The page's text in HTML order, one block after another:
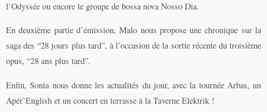
l’Odyssée ou encore le groupe de bossa nova Nosso Dia.
En deuxième partie d’émission, Malo nous propose une chronique sur la
saga des “28 jours plus tard”, à l’occasion de la sortie récente du troisième
opus, “28 ans plus tard”.
Enfin, Sonia nous donne les actualités du jour, avec la tournée Arbas, un
Apér’English et un concert en terrasse à la Taverne Elektrik !